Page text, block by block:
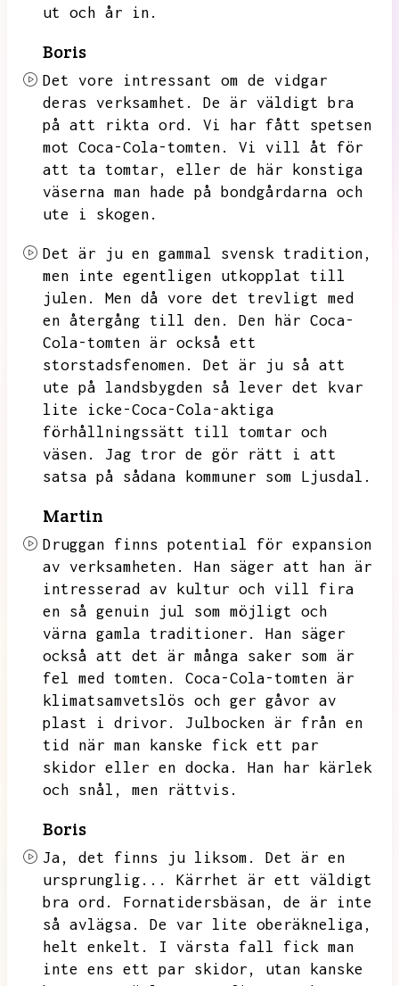
ut och år in.
Boris
Det vore intressant om de vidgar
deras verksamhet.
De är väldigt bra
på att rikta ord.
Vi har fått spetsen
mot Coca-Cola-tomten.
Vi vill åt för
att ta tomtar,
eller de här konstiga
väserna man hade på bondgårdarna och
ute i skogen.
Det är ju en gammal svensk tradition,
men inte egentligen utkopplat till
julen.
Men då vore det trevligt med
en återgång till den.
Den här Coca-
Cola-tomten är också ett
storstadsfenomen.
Det är ju så att
ute på landsbygden så lever det kvar
lite icke-Coca-Cola-aktiga
förhållningssätt till tomtar och
väsen.
Jag tror de gör rätt i att
satsa på sådana kommuner som Ljusdal.
Martin
Druggan finns potential för expansion
av verksamheten.
Han säger att han är
intresserad av kultur och vill fira
en så genuin jul som möjligt och
värna gamla traditioner.
Han säger
också att det är många saker som är
fel med tomten.
Coca-Cola-tomten är
klimatsamvetslös och ger gåvor av
plast i drivor.
Julbocken är från en
tid när man kanske fick ett par
skidor eller en docka.
Han har kärlek
och snål,
men rättvis.
Boris
Ja, det finns ju liksom.
Det är en
ursprunglig...
Kärrhet är ett väldigt
bra ord.
Fornatidersbäsan,
de är inte
så avlägsa.
De var lite oberäkneliga,
helt enkelt.
I värsta fall fick man
inte ens ett par skidor,
utan kanske